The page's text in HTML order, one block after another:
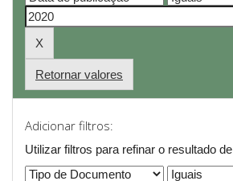
Retornar valores
Adicionar filtros:
Utilizar filtros para refinar o resultado